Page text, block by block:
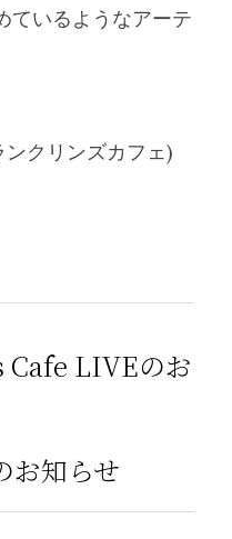
ているようなアーテ
クリンズカフェ)
LIVEのお
お知らせ